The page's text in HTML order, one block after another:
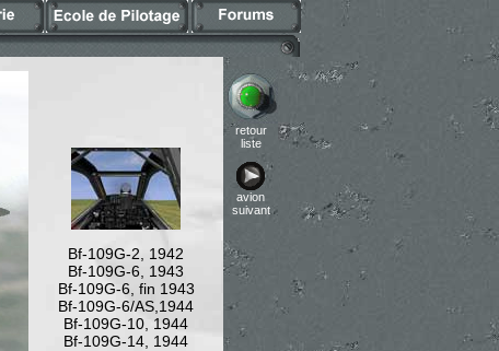
Bf-109G-2, 1942
Bf-109G-6, 1943
Bf-109G-6, fin 1943
Bf-109G-6/AS,1944
Bf-109G-10, 1944
Bf-109G-14, 1944
retour
liste
avion
suivant